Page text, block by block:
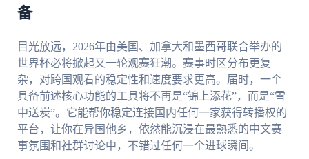
备
目光放远，2026年由美国、加拿大和墨西哥联合举办的
世界杯必将掀起又一轮观赛狂潮。赛事时区分布更复
杂，对跨国观看的稳定性和速度要求更高。届时，一个
具备前述核心功能的工具将不再是“锦上添花”，而是“雪
中送炭”。它能帮你稳定连接国内任何一家获得转播权的
平台，让你在异国他乡，依然能沉浸在最熟悉的中文赛
事氛围和社群讨论中，不错过任何一个进球瞬间。